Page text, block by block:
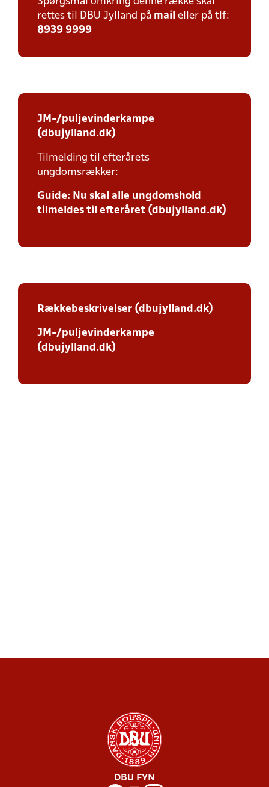
rettes til DBU Jylland på mail eller på tlf:
8939 9999
JM-/puljevinderkampe
(dbujylland.dk)
Tilmelding til efterårets
ungdomsrækker:
Guide: Nu skal alle ungdomshold
tilmeldes til efteråret (dbujylland.dk)
Rækkebeskrivelser (dbujylland.dk)
JM-/puljevinderkampe
(dbujylland.dk)
DBU FYN